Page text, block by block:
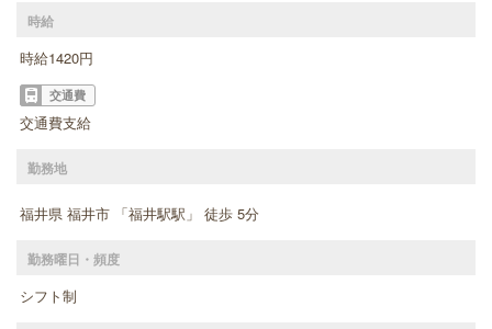
時給
時給1420円
交通費
交通費支給
勤務地
福井県 福井市 「福井駅駅」 徒歩 5分
勤務曜日・頻度
シフト制